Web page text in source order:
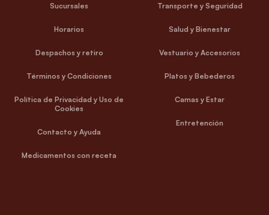
Sucursales
Horarios
Despachos y retiro
Términos y Condiciones
Política de Privacidad y Uso de
Cookies
Contacto y Ayuda
Medicamentos con receta
Transporte y Seguridad
Salud y Bienestar
Vestuario y Accesorios
Platos y Bebederos
Camas y Estar
Entretención